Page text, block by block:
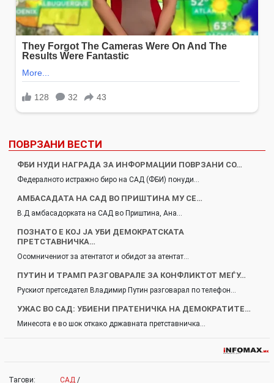
ПОВРЗАНИ ВЕСТИ
ФБИ НУДИ НАГРАДА ЗА ИНФОРМАЦИИ ПОВРЗАНИ СО…
Федералното истражно биро на САД (ФБИ) понуди…
АМБАСАДАТА НА САД ВО ПРИШТИНА МУ СЕ…
В.Д амбасадорката на САД во Приштина, Ана…
ПОЗНАТО Е КОЈ ЈА УБИ ДЕМОКРАТСКАТА
ПРЕТСТАВНИЧКА…
Осомничениот за атентатот и обидот за атентат…
ПУТИН И ТРАМП РАЗГОВАРАЛЕ ЗА КОНФЛИКТОТ МЕЃУ…
Рускиот претседател Владимир Путин разговарал по телефон…
УЖАС ВО САД: УБИЕНИ ПРАТЕНИЧКА НА ДЕМОКРАТИТЕ…
Минесота е во шок откако државната претставничка…
Тагови: САД /